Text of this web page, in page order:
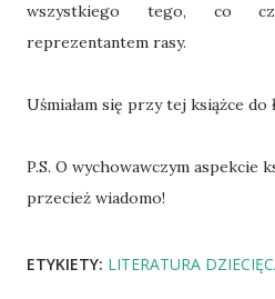
wszystkiego tego, co
reprezentantem rasy.
Uśmiałam się przy tej książce do
P.S. O wychowawczym aspekcie
przecież wiadomo!
ETYKIETY: LITERATURA